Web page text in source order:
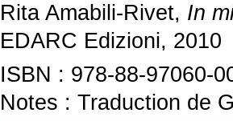
Rita Amabili-Rivet, In
EDARC Edizioni, 2010
ISBN : 978-88-97060-
Notes : Traduction de